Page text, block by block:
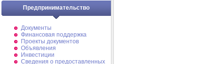
Предпринимательство
Документы
Финансовая поддержка
Проекты документов
Объявления
Инвестиции
Сведения о предоставленных